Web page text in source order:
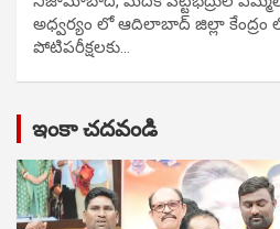
అధ్వర్యం లో ఆదిలాబాద్ జిల్లా కేంద్రం లో
పోటిప‌రీక్ష‌ల‌కు…
ఇంకా చదవండి